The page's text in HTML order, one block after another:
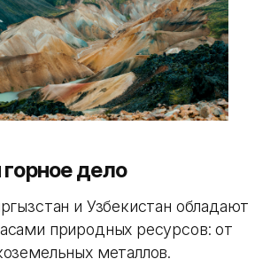
горное дело
и Узбекистан обладают
природных ресурсов: от
металлов.